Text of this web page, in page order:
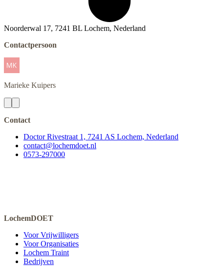
Noorderwal 17, 7241 BL Lochem, Nederland
Contactpersoon
Marieke Kuipers
Contact
Doctor Rivestraat 1, 7241 AS Lochem, Nederland
contact@lochemdoet.nl
0573-297000
LochemDOET
Voor Vrijwilligers
Voor Organisaties
Lochem Traint
Bedrijven